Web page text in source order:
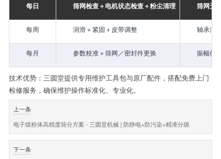
每日 筛网检查＋电机状态检查＋粉尘清理 筛网无
每周 润滑＋紧固＋皮带调整 轴承润
每月 参数校准＋筛网／密封件更换 振幅偏
技术优势：三圆堂提供专用维护工具包与原厂配件，搭配免费上门
检修服务，确保维护操作标准化、专业化。
上一条
电子级粉体高精度筛分方案 - 三圆堂机械 | 防静电+防污染+精准分级
下一条